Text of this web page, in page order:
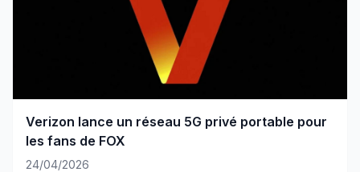
Verizon lance un réseau 5G privé portable pour
les fans de FOX
24/04/2026